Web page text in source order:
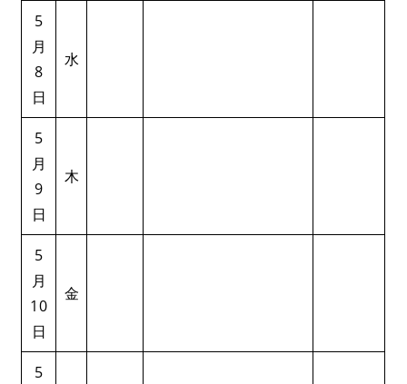
5
月
8
日
水
5
月
9
日
木
5
月
10
日
金
5